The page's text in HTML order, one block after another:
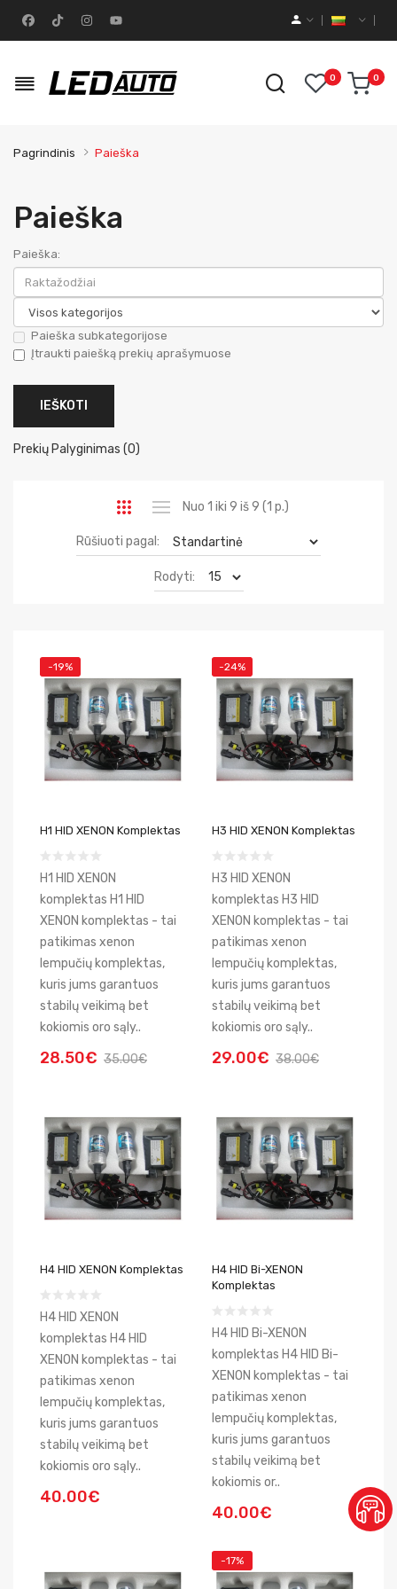
0 0
Pagrindinis Paieška
Paieška
Paieška:
Paieška subkategorijose
Įtraukti paiešką prekių aprašymuose
Prekių Palyginimas (0)
Nuo 1 iki 9 iš 9 (1 p.)
Rūšiuoti pagal:
Rodyti:
-19%
H1 HID XENON Komplektas
H1 HID XENON
komplektas H1 HID
XENON komplektas - tai
patikimas xenon
lempučių komplektas,
kuris jums garantuos
stabilų veikimą bet
kokiomis oro sąly..
28.50€ 35.00€
-24%
H3 HID XENON Komplektas
H3 HID XENON
komplektas H3 HID
XENON komplektas - tai
patikimas xenon
lempučių komplektas,
kuris jums garantuos
stabilų veikimą bet
kokiomis oro sąly..
29.00€ 38.00€
H4 HID XENON Komplektas
H4 HID XENON
komplektas H4 HID
XENON komplektas - tai
patikimas xenon
lempučių komplektas,
kuris jums garantuos
stabilų veikimą bet
kokiomis oro sąly..
40.00€
H4 HID Bi-XENON
Komplektas
H4 HID Bi-XENON
komplektas H4 HID Bi-
XENON komplektas - tai
patikimas xenon
lempučių komplektas,
kuris jums garantuos
stabilų veikimą bet
kokiomis or..
40.00€
-17%